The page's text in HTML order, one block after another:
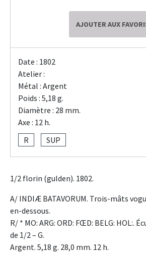
AJOUTER AUX
Date : 1802
Atelier :
Métal : Argent
Poids : 5,18 g.
Diamètre : 28 mm.
Axe : 12 h.
R
SUP
1/2 florin (gulden). 1802.
A/ INDIÆ BATAVORUM. Trois-mâts
en-dessous.
R/ * MO: ARG: ORD: FŒD: BELG: HOL:.
de 1/2 – G.
Argent. 5,18 g. 28,0 mm. 12 h.